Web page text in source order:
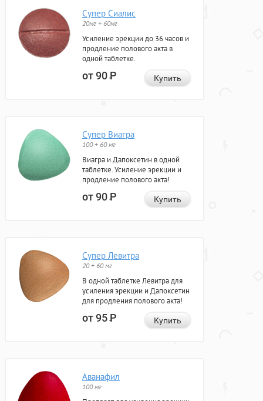
Супер Сиалис
20мг + 60мг
Усиление эрекции до 36 часов и
продление полового акта в
одной таблетке.
от 90Р Купить
Супер Виагра
100 + 60 мг
Виагра и Дапоксетин в одной
таблетке. Усиление эрекции и
продление полового акта!
от 90Р Купить
Супер Левитра
20 + 60 мг
В одной таблетке Левитра для
усиления эрекции и Дапоксетин
для продления полового акта!
от 95Р Купить
Аванафил
100 мг